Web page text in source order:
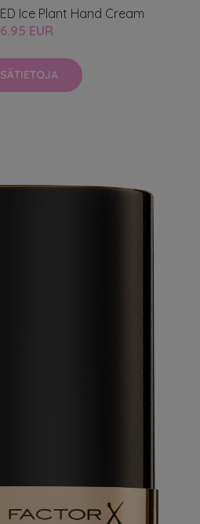
Ice Plant Hand Cream
EUR